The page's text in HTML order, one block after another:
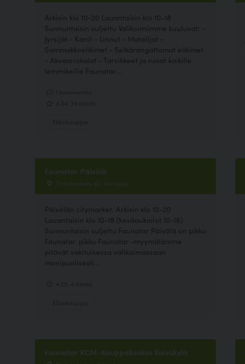
Arkisin klo 10-20 Lauantaisin klo 10-18
Sunnuntaisin suljettu Valikoimiimme kuuluvat: -
Jyrsijät - Kanit - Linnut - Matelijat -
Sammakkoeläimet - Selkärangattomat eläimet
- Akvaariokalat - Tarvikkeet ja ruoat kaikille
lemmikeille Faunatar...
Faunatar Päivölä
Päivölänkatu 40, Seinäjoki
Päivölän citymarket. Arkisin klo 10-20
Lauantaisin klo 10-18 (kesäaukiolot 10-16)
Sunnuntaisin suljettu Faunatar Päivölä on pikku
Faunatar. pikku Faunatar -myymälämme
pitävät vakituisessa valikoimassaan
monipuolisesti...
Faunatar KCM-Kauppakeskus Koivukylä